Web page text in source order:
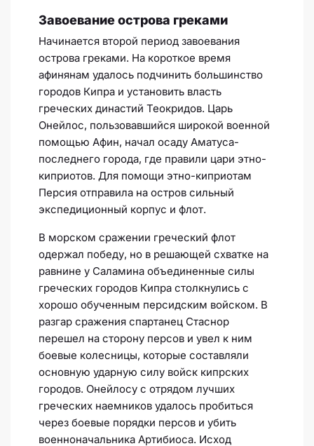
Завоевание острова греками
Начинается второй период завоевания
острова греками. На короткое время
афинянам удалось подчинить большинство
городов Кипра и установить власть
греческих династий Теокридов. Царь
Онейлос, пользовавшийся широкой военной
помощью Афин, начал осаду Аматуса-
последнего города, где правили цари этно-
киприотов. Для помощи этно-киприотам
Персия отправила на остров сильный
экспедиционный корпус и флот.
В морском сражении греческий флот
одержал победу, но в решающей схватке на
равнине у Саламина объединенные силы
греческих городов Кипра столкнулись с
хорошо обученным персидским войском. В
разгар сражения спартанец Стаснор
перешел на сторону персов и увел к ним
боевые колесницы, которые составляли
основную ударную силу войск кипрских
городов. Онейлосу с отрядом лучших
греческих наемников удалось пробиться
через боевые порядки персов и убить
военноначальника Артибиоса. Исход